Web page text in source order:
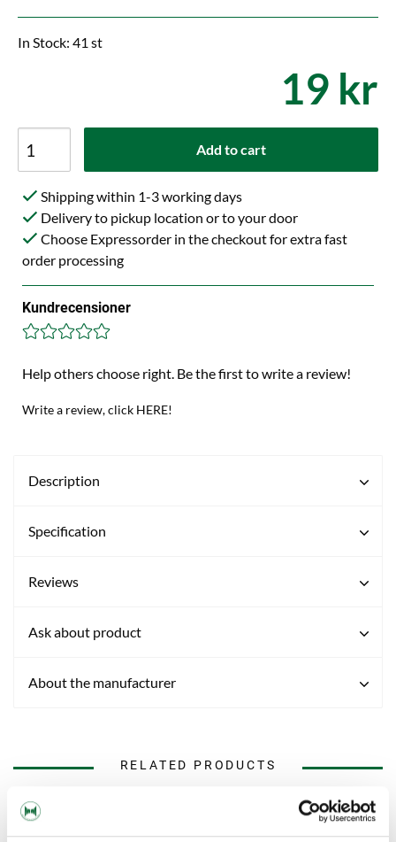
In Stock: 41 st
19 kr
Add to cart
Shipping within 1-3 working days
Delivery to pickup location or to your door
Choose Expressorder in the checkout for extra fast
order processing
Kundrecensioner
Help others choose right. Be the first to write a review!
Write a review, click HERE!
Description
Specification
Reviews
Ask about product
About the manufacturer
RELATED PRODUCTS